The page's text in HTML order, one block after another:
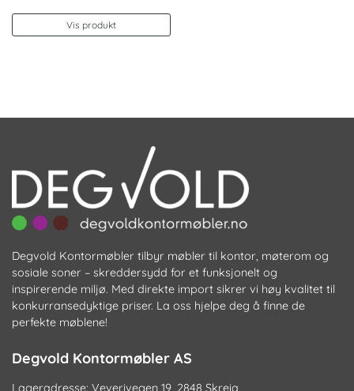
Vis produkt
Degvold Kontormøbler tilbyr møbler til kontor, møterom og
sosiale soner – skreddersydd for et funksjonelt og
inspirerende miljø. Med direkte import sikrer vi høy kvalitet til
konkurransedyktige priser. La oss hjelpe deg å finne de
perfekte møblene!
Degvold Kontormøbler AS
Lageradresse: Veverivegen 19, 2848 Skreia